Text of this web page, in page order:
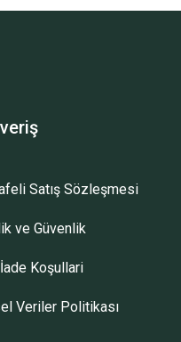
Satış Sözleşmesi
ve Güvenlik
Koşullari
Veriler Politikası